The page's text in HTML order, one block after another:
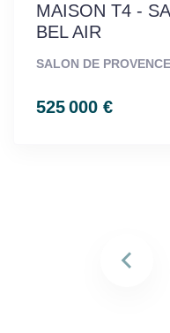
MAISON T4 -
BEL AIR
SALON DE PROVENCE
525 000 €